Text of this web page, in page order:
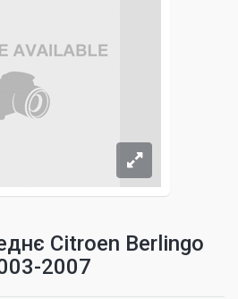
Citroen Berlingo
2007